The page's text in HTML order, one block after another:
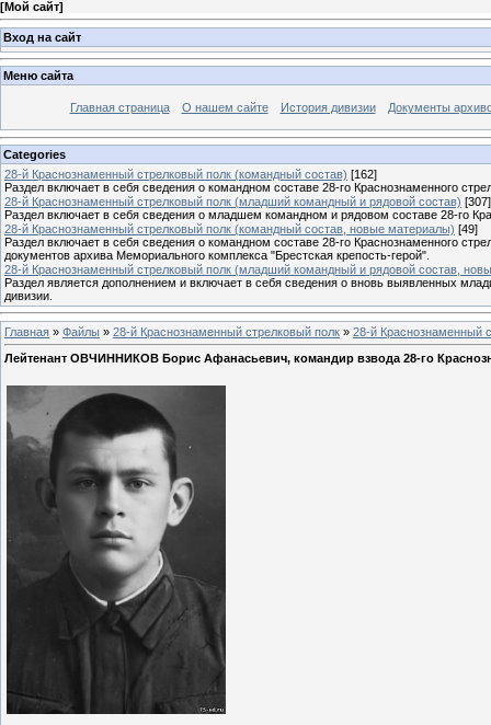
[Мой сайт]
Вход на сайт
Меню сайта
Главная страница О нашем сайте История дивизии Документы
Categories
28-й Краснознаменный стрелковый полк (командный состав) [162]
Раздел включает в себя сведения о командном составе 28-го Краснознаменного
28-й Краснознаменный стрелковый полк (младший командный и рядовой состав) [307]
Раздел включает в себя сведения о младшем командном и рядовом составе 28-го
28-й Краснознаменный стрелковый полк (командный состав, новые материалы) [49]
Раздел включает в себя сведения о командном составе 28-го Краснознаменного
документов архива Мемориального комплекса "Брестская крепость-герой".
28-й Краснознаменный стрелковый полк (младший командный и рядовой состав,
Раздел является дополнением и включает в себя сведения о вновь выявленных
дивизии.
Главная » Файлы » 28-й Краснознаменный стрелковый полк » 28-й Краснознаменный
Лейтенант ОВЧИННИКОВ Борис Афанасьевич, командир взвода 28-го